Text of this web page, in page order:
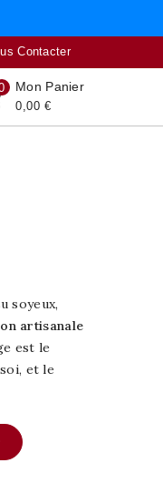
Contacter
Mon Panier
0,00 €
soyeux,
artisanale
est le
et le